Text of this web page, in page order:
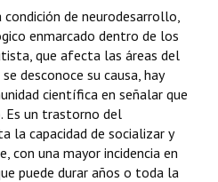
de neurodesarrollo,
enmarcado dentro de los
que afecta las áreas del
desconoce su causa, hay
científica en señalar que
Es un trastorno del
la capacidad de socializar y
con una mayor incidencia en
puede durar años o toda la